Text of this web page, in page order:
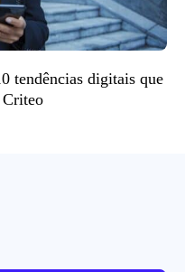
tendências digitais que